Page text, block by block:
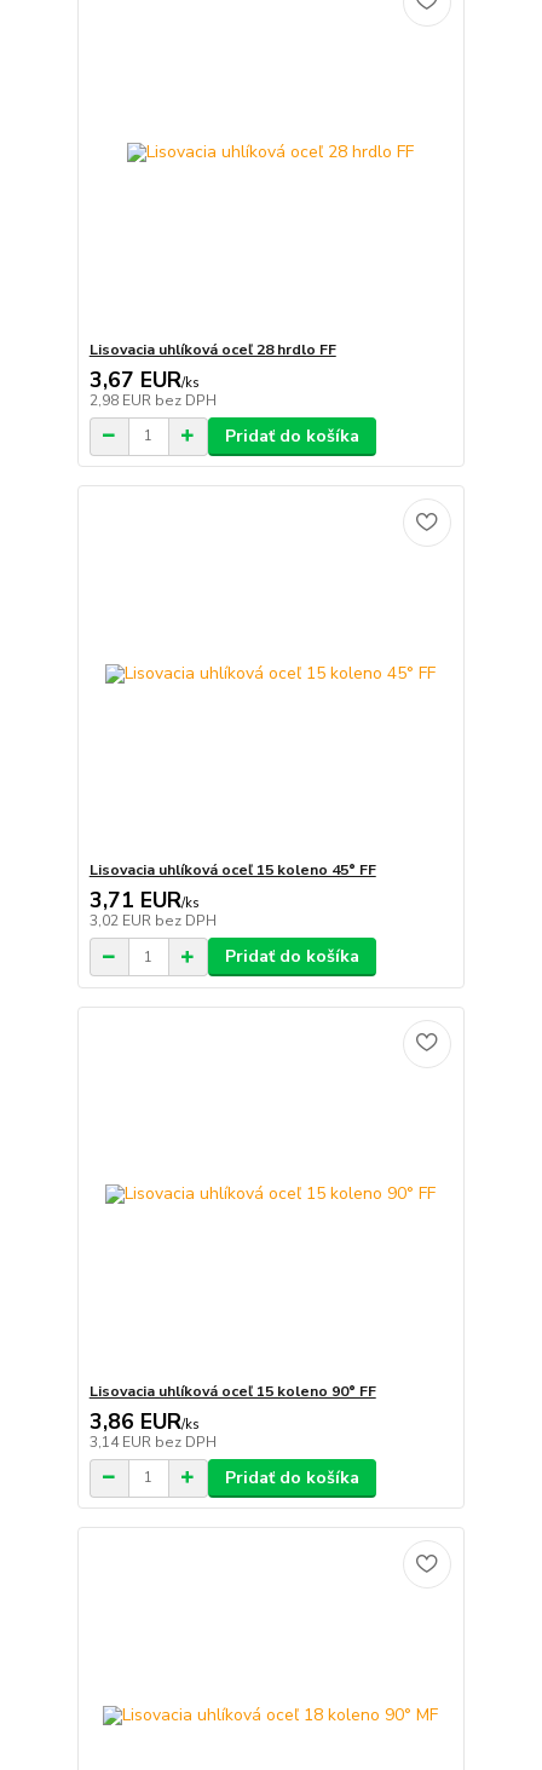
Lisovacia uhlíková oceľ 28 hrdlo FF
3,67 EUR/ks
2,98 EUR bez DPH
Pridať do košíka
Lisovacia uhlíková oceľ 15 koleno 45° FF
3,71 EUR/ks
3,02 EUR bez DPH
Pridať do košíka
Lisovacia uhlíková oceľ 15 koleno 90° FF
3,86 EUR/ks
3,14 EUR bez DPH
Pridať do košíka